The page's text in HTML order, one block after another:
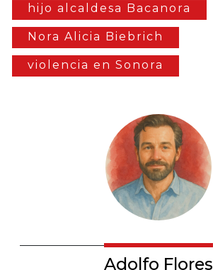
hijo alcaldesa Bacanora
Nora Alicia Biebrich
violencia en Sonora
Adolfo Flores